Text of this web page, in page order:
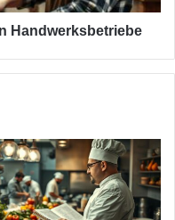
Handwerksbetriebe